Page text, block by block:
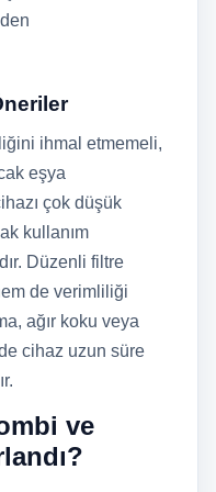
ihmal etmemeli,
eşya
çok düşük
kullanım
Düzenli filtre
de verimliliği
ağır koku veya
cihaz uzun süre
ve